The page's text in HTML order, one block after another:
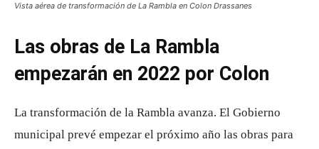
Vista aérea de transformación de La Rambla en Colon Drassanes
Las obras de La Rambla
empezarán en 2022 por Colon
La transformación de la Rambla avanza. El Gobierno
municipal prevé empezar el próximo año las obras para